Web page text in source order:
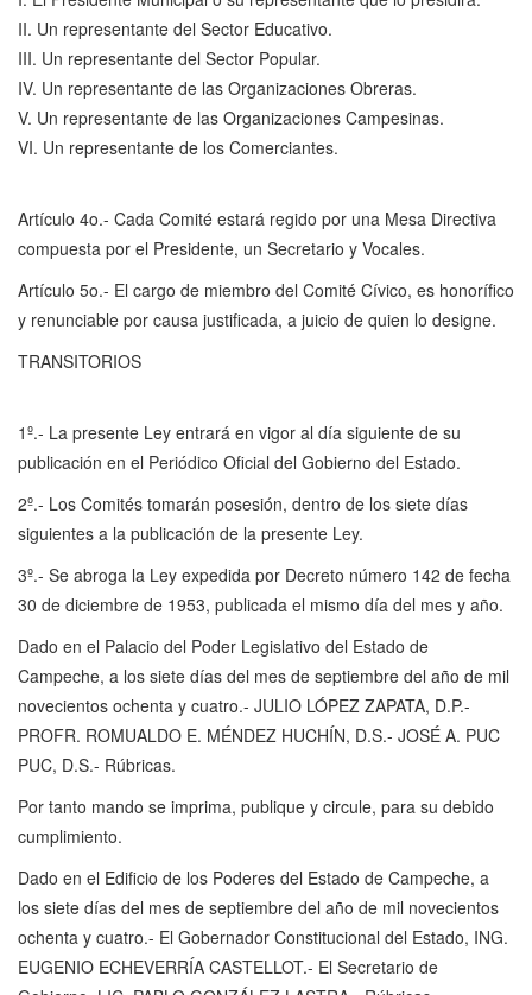
II. Un representante del Sector Educativo.
III. Un representante del Sector Popular.
IV. Un representante de las Organizaciones Obreras.
V. Un representante de las Organizaciones Campesinas.
VI. Un representante de los Comerciantes.
Artículo 4o.- Cada Comité estará regido por una Mesa Directiva
compuesta por el Presidente, un Secretario y Vocales.
Artículo 5o.- El cargo de miembro del Comité Cívico, es honorífico
y renunciable por causa justificada, a juicio de quien lo designe.
TRANSITORIOS
1º.- La presente Ley entrará en vigor al día siguiente de su
publicación en el Periódico Oficial del Gobierno del Estado.
2º.- Los Comités tomarán posesión, dentro de los siete días
siguientes a la publicación de la presente Ley.
3º.- Se abroga la Ley expedida por Decreto número 142 de fecha
30 de diciembre de 1953, publicada el mismo día del mes y año.
Dado en el Palacio del Poder Legislativo del Estado de
Campeche, a los siete días del mes de septiembre del año de mil
novecientos ochenta y cuatro.- JULIO LÓPEZ ZAPATA, D.P.-
PROFR. ROMUALDO E. MÉNDEZ HUCHÍN, D.S.- JOSÉ A. PUC
PUC, D.S.- Rúbricas.
Por tanto mando se imprima, publique y circule, para su debido
cumplimiento.
Dado en el Edificio de los Poderes del Estado de Campeche, a
los siete días del mes de septiembre del año de mil novecientos
ochenta y cuatro.- El Gobernador Constitucional del Estado, ING.
EUGENIO ECHEVERRÍA CASTELLOT.- El Secretario de